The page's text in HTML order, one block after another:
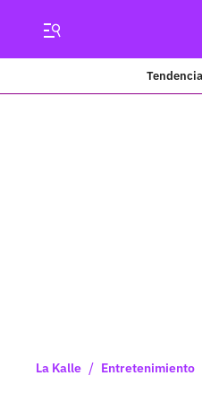
La Kalle / Entretenimiento